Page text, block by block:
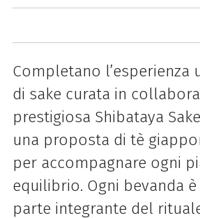
Completano l’esperienza
di sake curata in
prestigiosa Shibataya
una proposta di tè
per accompagnare ogni
equilibrio. Ogni bevanda
parte integrante del